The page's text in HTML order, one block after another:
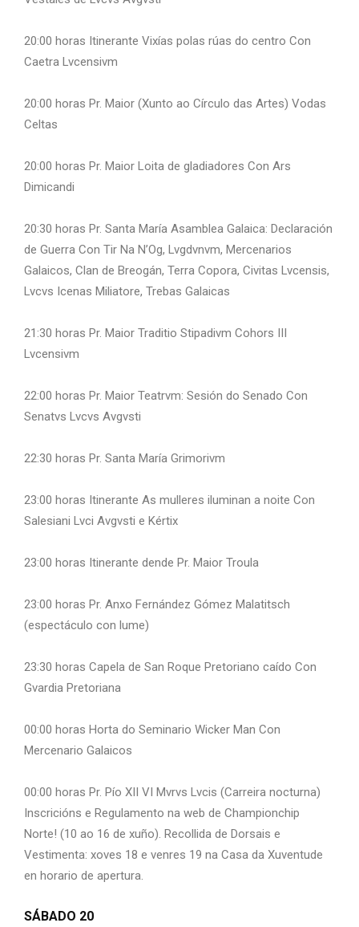
20:00 horas Itinerante Vixías polas rúas do centro Con
Caetra Lvcensivm
20:00 horas Pr. Maior (Xunto ao Círculo das Artes) Vodas
Celtas
20:00 horas Pr. Maior Loita de gladiadores Con Ars
Dimicandi
20:30 horas Pr. Santa María Asamblea Galaica: Declaración
de Guerra Con Tir Na N’Og, Lvgdvnvm, Mercenarios
Galaicos, Clan de Breogán, Terra Copora, Civitas Lvcensis,
Lvcvs Icenas Miliatore, Trebas Galaicas
21:30 horas Pr. Maior Traditio Stipadivm Cohors III
Lvcensivm
22:00 horas Pr. Maior Teatrvm: Sesión do Senado Con
Senatvs Lvcvs Avgvsti
22:30 horas Pr. Santa María Grimorivm
23:00 horas Itinerante As mulleres iluminan a noite Con
Salesiani Lvci Avgvsti e Kértix
23:00 horas Itinerante dende Pr. Maior Troula
23:00 horas Pr. Anxo Fernández Gómez Malatitsch
(espectáculo con lume)
23:30 horas Capela de San Roque Pretoriano caído Con
Gvardia Pretoriana
00:00 horas Horta do Seminario Wicker Man Con
Mercenario Galaicos
00:00 horas Pr. Pío XII VI Mvrvs Lvcis (Carreira nocturna)
Inscricións e Regulamento na web de Championchip
Norte! (10 ao 16 de xuño). Recollida de Dorsais e
Vestimenta: xoves 18 e venres 19 na Casa da Xuventude
en horario de apertura.
SÁBADO 20